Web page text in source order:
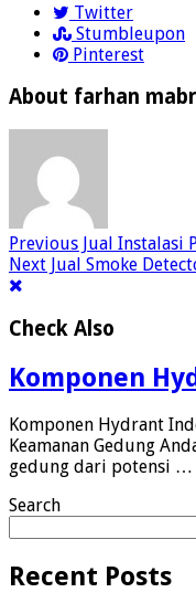
Twitter
Stumbleupon
Pinterest
About farhan
Previous Jual Instalasi
Next Jual Smoke
Check Also
Komponen
Komponen Hydrant
Keamanan Gedung
gedung dari potensi …
Search
Recent Posts